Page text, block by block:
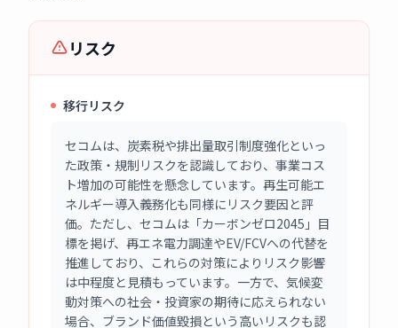
リスク
移行リスク
セコムは、炭素税や排出量取引制度強化といっ
た政策・規制リスクを認識しており、事業コス
ト増加の可能性を懸念しています。再生可能エ
ネルギー導入義務化も同様にリスク要因と評
価。ただし、セコムは「カーボンゼロ2045」目
標を掲げ、再エネ電力調達やEV/FCVへの代替を
推進しており、これらの対策によりリスク影響
は中程度と見積もっています。一方で、気候変
動対策への社会・投資家の期待に応えられない
場合、ブランド価値毀損という高いリスクも認